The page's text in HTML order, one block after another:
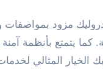
مزود
كما يتمتع
الخيار المثالي